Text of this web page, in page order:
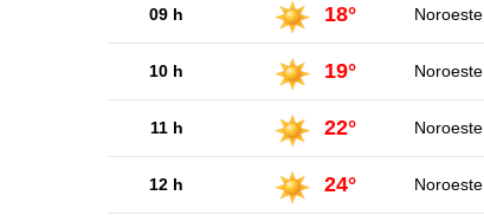
09 h 18° Noroeste
10 h 19° Noroeste
11 h 22° Noroeste
12 h 24° Noroeste